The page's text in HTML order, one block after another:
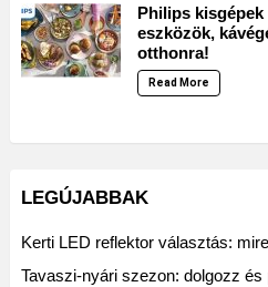
Philips
eszközök,
otthonra!
Read More
LEGÚJABBAK
Kerti LED reflektor választás:
Tavaszi-nyári szezon: dolgozz és